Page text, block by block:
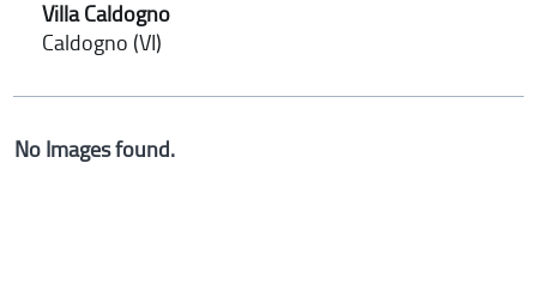
Villa Caldogno
Caldogno (VI)
No Images found.